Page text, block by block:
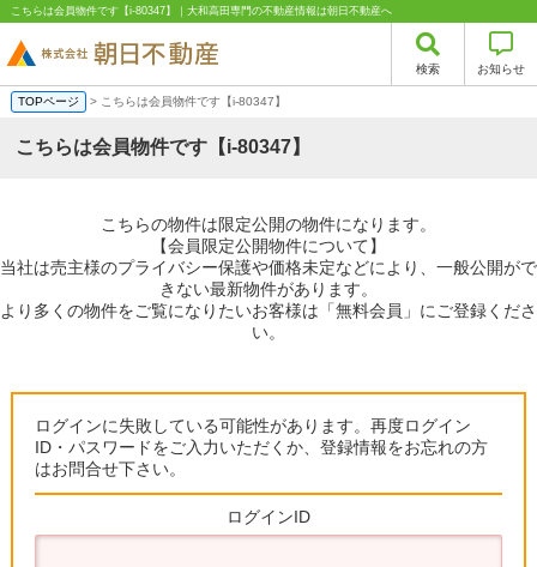
こちらは会員物件です【i-80347】｜大和高田専門の不動産情報は朝日不動産へ
検索 お知らせ
TOPページ > こちらは会員物件です【i-80347】
こちらは会員物件です【i-80347】
こちらの物件は限定公開の物件になります。
【会員限定公開物件について】
当社は売主様のプライバシー保護や価格未定などにより、一般公開がで
きない最新物件があります。
より多くの物件をご覧になりたいお客様は「無料会員」にご登録くださ
い。
ログインに失敗している可能性があります。再度ログイン
ID・パスワードをご入力いただくか、登録情報をお忘れの方
はお問合せ下さい。
ログインID